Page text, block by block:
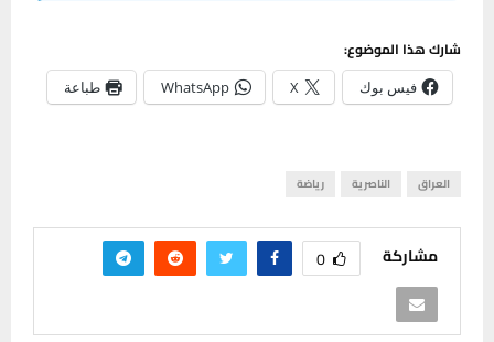
شارك هذا الموضوع:
فيس بوك X
WhatsApp طباعة
العراق الناصرية رياضة
مشاركة 0